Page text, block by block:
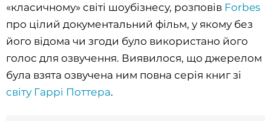
«класичному» світі шоубізнесу, розповів Forbes
про цілий документальний фільм, у якому без
його відома чи згоди було використано його
голос для озвучення. Виявилося, що джерелом
була взята озвучена ним повна серія книг зі
світу Гаррі Поттера.